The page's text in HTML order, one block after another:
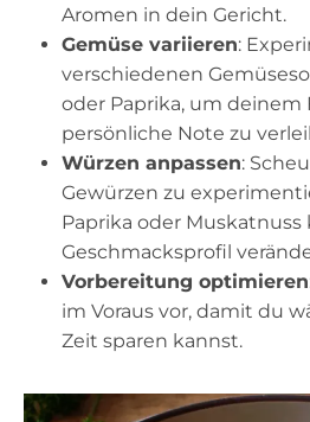
Aromen in dein Gericht.
Gemüse variieren:
verschiedenen
oder Paprika, um deinem
persönliche Note zu
Würzen anpassen:
Gewürzen zu
Paprika oder Muskatnuss
Geschmacksprofil
Vorbereitung optimieren
im Voraus vor, damit du
Zeit sparen kannst.